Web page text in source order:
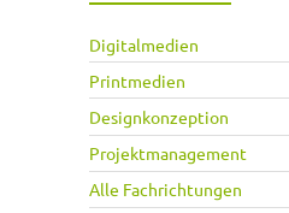
Digitalmedien
Printmedien
Designkonzeption
Projektmanagement
Alle Fachrichtungen